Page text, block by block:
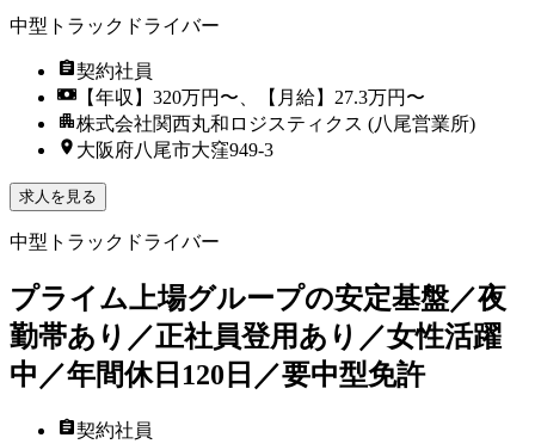
中型トラックドライバー
契約社員
【年収】320万円〜、【月給】27.3万円〜
株式会社関西丸和ロジスティクス (八尾営業所)
大阪府八尾市大窪949-3
求人を見る
中型トラックドライバー
プライム上場グループの安定基盤／夜
勤帯あり／正社員登用あり／女性活躍
中／年間休日120日／要中型免許
契約社員